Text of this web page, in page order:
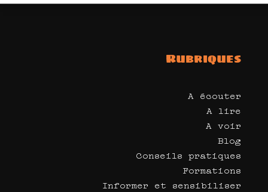
Rubriques
A écouter
A lire
A voir
Blog
Conseils pratiques
Formations
Informer et sensibiliser